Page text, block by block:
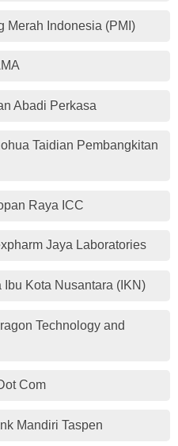
Merah Indonesia (PMI)
Abadi Perkasa
Taidian Pembangkitan
Raya ICC
Jaya Laboratories
Ibu Kota Nusantara (IKN)
Technology and
Com
Mandiri Taspen